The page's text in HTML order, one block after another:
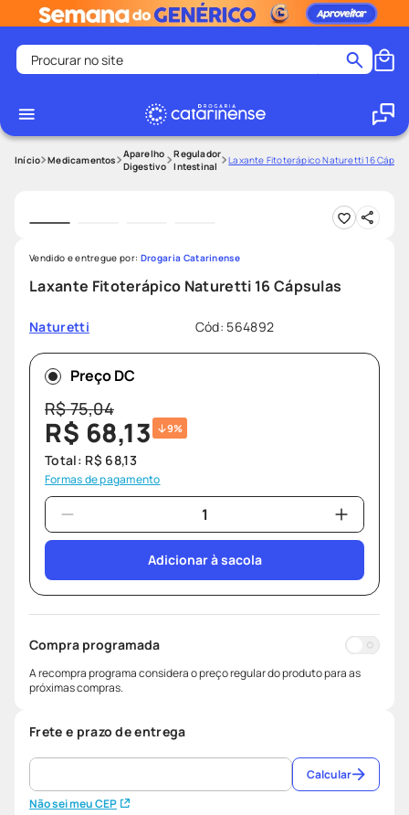
Procurar no site
1
2 º
medley
lenço umedecido
8º
sabonete liquido
9º
desodorante
protetor solar
Medicamentos
Aparelho
Digestivo
Regulador
Intestinal
Laxante Fitoterápico Naturetti 16
Laxante Fitoterápico Naturetti 16 Cápsulas
Naturetti Cód: 564892
Vendido e entregue por: Drogaria Catarinense
Preço DC
R$75,04
R$ 68,13 9%
Total: R$ 68,13
Formas de pagamento
Adicionar à sacola
Compra programada
A recompra programa considera o preço regular do produto para as
próximas compras.
Frete e prazo de entrega
Não sei meu CEP
Calcular